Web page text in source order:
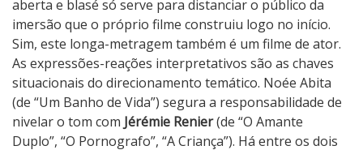
aberta e blasé só serve para distanciar o público da
imersão que o próprio filme construiu logo no início.
Sim, este longa-metragem também é um filme de ator.
As expressões-reações interpretativos são as chaves
situacionais do direcionamento temático. Noée Abita
(de “Um Banho de Vida”) segura a responsabilidade de
nivelar o tom com Jérémie Renier(de “O Amante
Duplo”, “O Pornografo”, “A Criança”). Há entre os dois